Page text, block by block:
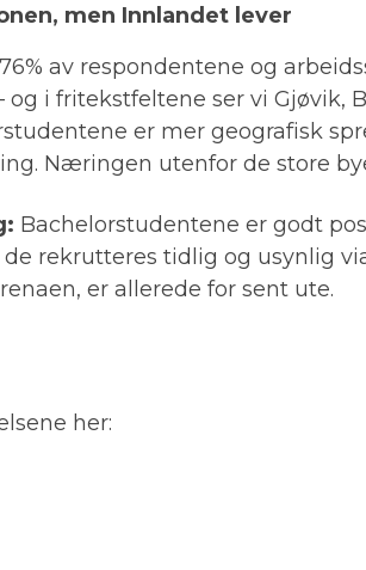
men Innlandet lever
av respondentene og
og i fritekstfeltene ser vi Gjøvik,
er mer geografisk
Næringen utenfor de store
Bachelorstudentene er godt
rekrutteres tidlig og usynlig
er allerede for sent ute.
her: